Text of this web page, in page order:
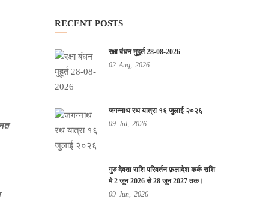
RECENT POSTS
रक्षा बंधन मुहूर्त 28-08-2026
02 Aug, 2026
जगन्नाथ रथ यात्रा १६ जुलाई २०२६
09 Jul, 2026
गुरु देवता राशि परिवर्तन फ़लादेश कर्क राशि
मे 2 जून 2026 से 28 जून 2027 तक।
09 Jun, 2026